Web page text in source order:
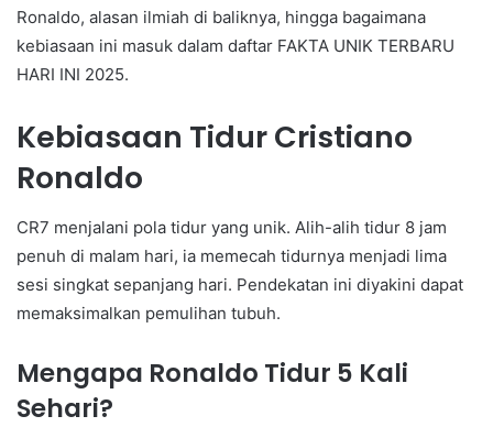
Ronaldo, alasan ilmiah di baliknya, hingga bagaimana
kebiasaan ini masuk dalam daftar FAKTA UNIK TERBARU
HARI INI 2025.
Kebiasaan Tidur Cristiano
Ronaldo
CR7 menjalani pola tidur yang unik. Alih-alih tidur 8 jam
penuh di malam hari, ia memecah tidurnya menjadi lima
sesi singkat sepanjang hari. Pendekatan ini diyakini dapat
memaksimalkan pemulihan tubuh.
Mengapa Ronaldo Tidur 5 Kali
Sehari?